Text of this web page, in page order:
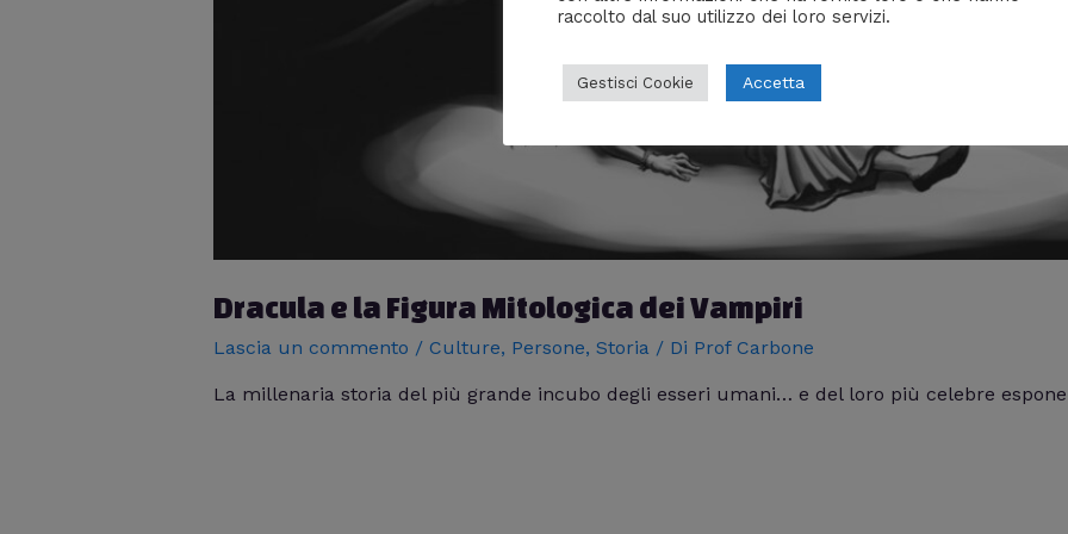
Dracula e la Figura Mitologica dei Vampiri
Lascia un commento / Culture, Persone, Storia / Di Prof Carbone
La millenaria storia del più grande incubo degli esseri umani… e del loro più celebre
raccolto dal suo utilizzo dei loro servizi.
Gestisci Cookie Accetta